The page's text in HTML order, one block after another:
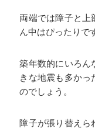
両端では障子と上
ん中はぴったりで
築年数的にいろん
きな地震も多かっ
のでしょう。
障子が張り替えら